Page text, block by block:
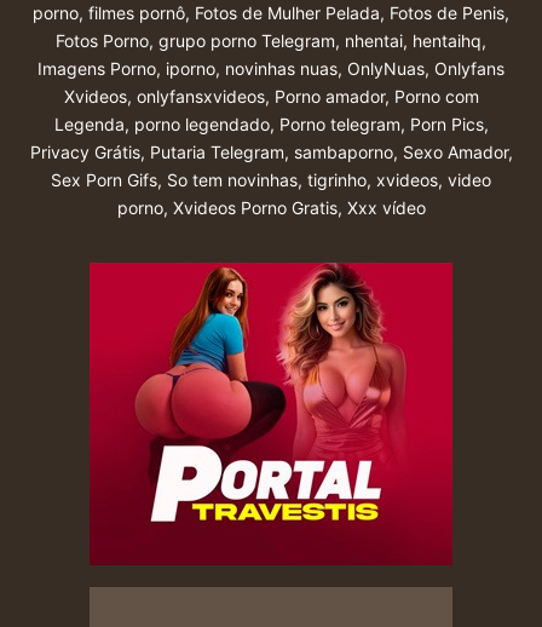
porno, filmes pornô, Fotos de Mulher Pelada, Fotos de Penis,
Fotos Porno, grupo porno Telegram, nhentai, hentaihq,
Imagens Porno, iporno, novinhas nuas, OnlyNuas, Onlyfans
Xvideos, onlyfansxvideos, Porno amador, Porno com
Legenda, porno legendado, Porno telegram, Porn Pics,
Privacy Grátis, Putaria Telegram, sambaporno, Sexo Amador,
Sex Porn Gifs, So tem novinhas, tigrinho, xvideos, video
porno, Xvideos Porno Gratis, Xxx vídeo